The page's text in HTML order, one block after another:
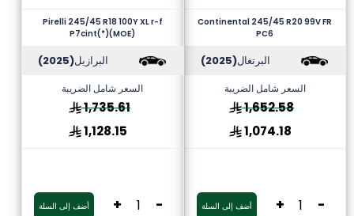
Continental 245/45 R20 99V FR
PC6
البرتغال(2025)
السعر شامل الضريبة
1,652.58
1,074.18
-
+ أضف إلى السلة
Pirelli 245/45 R18 100Y XL r-f
P7cint(*)(MOE)
البرازيل(2025)
السعر شامل الضريبة
1,735.61
1,128.15
-
+ أضف إلى السلة